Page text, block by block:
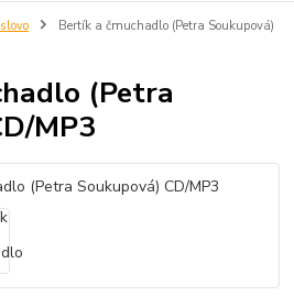
Bertík a čmuchadlo (Petra Soukupová)
(Petra
MP3